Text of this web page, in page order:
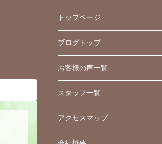
トップページ
ブログトップ
お客様の声一覧
スタッフ一覧
アクセスマップ